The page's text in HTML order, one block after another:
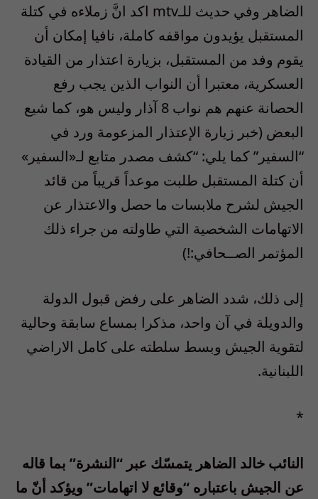
الضاهر وفي حديث للـmtv اكد انَّ زملاءه في كتلة
المستقبل يؤيدون مواقفه كاملة، نافيا إمكان أن
يقوم وفد من المستقبل، بزيارة اعتذار من القيادة
العسكرية، معتبرا أن النواب الذين يجب رفع
الحصانة عنهم هم نواب 8 آذار وليس هو، كما شيع
البعض (خبر زيارة الإعتذار المزعومة ورد في
“السفير” كما يلي: “كشف مصدر متابع لـ«السفير»
أن كتلة المستقبل طلبت موعداً قريباً من قائد
الجيش لشرح ملابسات ما حصل والاعتذار عن
الاتهامات الشخصية التي طاولته من جراء ذلك
المؤتمر الصــحافي:!)
إلى ذلك، شدد الضاهر على رفض قبول الدولة
والدويلة في آن واحد، مذكرا بمساع سابقة وحالية
لتقوية الجيش وبسط سلطته على كامل الاراضي
اللبنانية.
*
النائب خالد الضاهر يتمسّك عبر “النشرة” بما قاله
عن الجيش باعتباره “وقائع لا اتهامات” ويؤكد أنّ ما